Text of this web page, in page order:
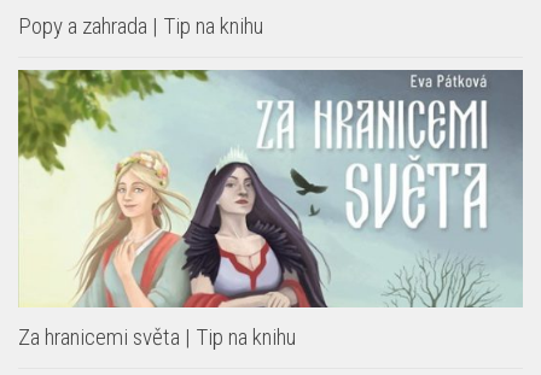
Popy a zahrada | Tip na knihu
Za hranicemi světa | Tip na knihu